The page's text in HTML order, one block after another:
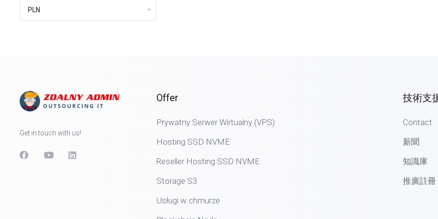
Get in touch with us!
Offer
Prywatny Serwer Wirtualny (VPS)
Hosting SSD NVME
Reseller Hosting SSD NVME
Storage S3
Usługi w chmurze
技術支
Contact
新聞
知識庫
推廣註冊